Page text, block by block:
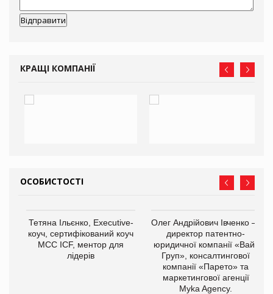
КРАЩІ КОМПАНІЇ
ОСОБИСТОСТІ
Тетяна Ільєнко, Executive-
коуч, сертифікований коуч
МСС ICF, ментор для
лідерів
Олег Андрійович Івченко —
директор патентно-
юридичної компанії «Вайз
Груп», консалтингової
компанії «Парето» та
маркетингової агенції
Myka Agency.